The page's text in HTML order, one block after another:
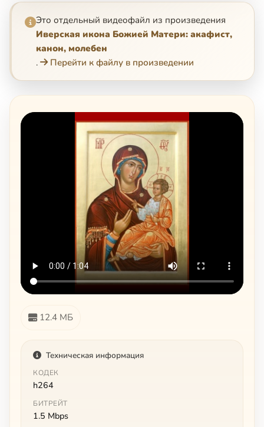
Это отдельный видеофайл из произведения
Иверская икона Божией Матери: акафист,
канон, молебен
.
Перейти к файлу в произведении
12.4 МБ
Техническая информация
КОДЕК
h264
БИТРЕЙТ
1.5 Mbps